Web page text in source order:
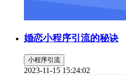
婚恋小程序引流的秘诀
小程序引流
2023-11-15 15:24:02